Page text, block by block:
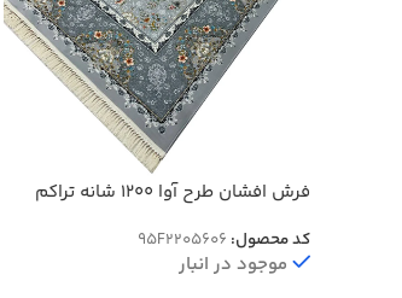
فرش افشان طرح آوا 1200 شانه تراکم
کد محصول: 95F2205606
موجود در انبار